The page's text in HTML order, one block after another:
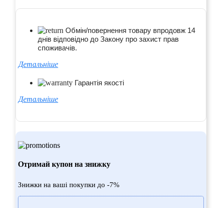
Обмін/повернення товару впродовж 14
днів відповідно до Закону про захист прав
споживачів.
Детальніше
Гарантія якості
Детальніше
Отримай купон на знижку
Знижки на ваші покупки до -7%